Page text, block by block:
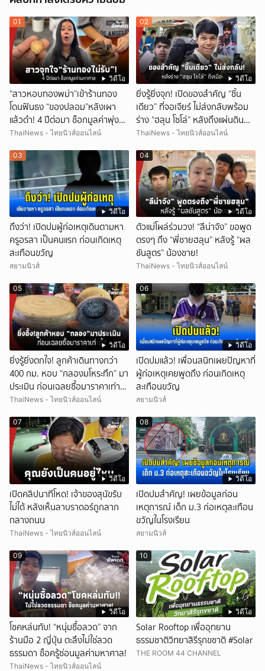
วิดีโอ
01
“สาวหอบทองพม่า”เข้าร้านทอง
โดนฟันธง “ของปลอม”หลังเผา
แล้วดำ! 4 ปีต่อมา ช็อกมูลค่าพุ่ง
มหาศาล!
ThaiNews - ไทยนิวส์ออนไลน์
วิดีโอ
02
ยิ่งรู้ยิ่งจุก! เปิดของสำคัญ “ชิ้น
เดียว” ที่จอเจียร์ ไม่ส่งกลับพร้อม
ร่าง “ฮลุน โซโล่” หลังถึงแผ่นดิน
ไทย!
ThaiNews - ไทยนิวส์ออนไลน์
วิดีโอ
03
ถึงว่า! เปิดปมผู้ก่อเหตุเดินตามหา
ครูอรสา เป็นคนแรก ก่อนเกิดเหตุ
สะเทือนขวัญ
สยามนิวส์
วิดีโอ
04
ตัวแม่โผล่ร่วมวง! “ลีน่าจัง” ขอพูด
ตรงๆ ถึง “พี่ชายฮลุน” หลังรู้ “ผล
ชันสูตร” น้องชาย!
ThaiNews - ไทยนิวส์ออนไลน์
วิดีโอ
05
ยิ่งรู้ยิ่งตกใจ! ลูกค้าเดินทางกว่า
400 กม. หอบ “กลองมโหระทึก” มา
ประเมิน ก่อนเฉลยซื้อมาราคาเท่า
ไหร่?
ThaiNews - ไทยนิวส์ออนไลน์
วิดีโอ
06
เปิดปมแล้ว! เพื่อนสนิทเผยปัญหาที่
ผู้ก่อเหตุเคยพูดถึง ก่อนเกิดเหตุ
สะเทือนขวัญ
สยามนิวส์
วิดีโอ
07
เปิดคลิปนาทีโหด! เจ้าของสุนัขรับ
ไม่ได้ หลังเห็นลาบราดอร์ถูกลาก
กลางถนน
ThaiNews - ไทยนิวส์ออนไลน์
วิดีโอ
08
เปิดปมสำคัญ! เผยข้อมูลก่อน
เหตุการณ์ เด็ก ม.3 ก่อเหตุสะเทือน
ขวัญในโรงเรียน
สยามนิวส์
วิดีโอ
09
โชคหล่นทับ! “หนุ่มซื้อลวด” จาก
ร้านมือ 2 ญี่ปุ่น ตะลึงไม่ใช่ลวด
ธรรมดา ช็อครู้ซ่อนมูลค่ามหาศาล!
ThaiNews - ไทยนิวส์ออนไลน์
วิดีโอ
10
Solar Rooftop เพื่ออุทยาน
ธรรมชาติวิทยาสิรีรุกขชาติ #Solar
THE ROOM 44 CHANNEL